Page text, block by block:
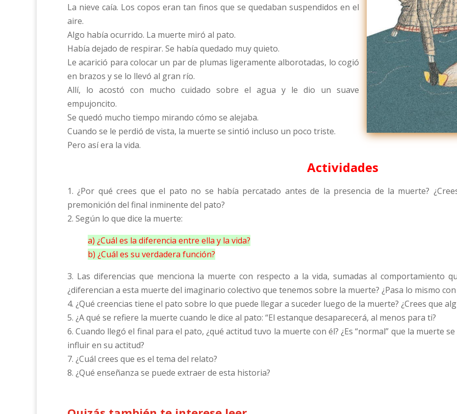
La nieve caía. Los copos eran tan finos que se quedaban suspendidos en el
aire.
Algo había ocurrido. La muerte miró al pato.
Había dejado de respirar. Se había quedado muy quieto.
Le acarició para colocar un par de plumas ligeramente alborotadas, lo cogió
en brazos y se lo llevó al gran río.
Allí, lo acostó con mucho cuidado sobre el agua y le dio un suave
empujoncito.
Se quedó mucho tiempo mirando cómo se alejaba.
Cuando se le perdió de vista, la muerte se sintió incluso un poco triste.
Pero así era la vida.
Actividades
1. ¿Por qué crees que el pato no se había percatado antes de la presencia de la muerte?
premonición del final inminente del pato?
2. Según lo que dice la muerte:
a) ¿Cuál es la diferencia entre ella y la vida?
b) ¿Cuál es su verdadera función?
3. Las diferencias que menciona la muerte con respecto a la vida, sumadas al comportamiento
¿diferencian a esta muerte del imaginario colectivo que tenemos sobre la muerte? ¿Pasa lo mismo con
4. ¿Qué creencias tiene el pato sobre lo que puede llegar a suceder luego de la muerte? ¿Crees que
5. ¿A qué se refiere la muerte cuando le dice al pato: “El estanque desaparecerá, al menos para ti?
6. Cuando llegó el final para el pato, ¿qué actitud tuvo la muerte con él? ¿Es “normal” que la muerte
influir en su actitud?
7. ¿Cuál crees que es el tema del relato?
8. ¿Qué enseñanza se puede extraer de esta historia?